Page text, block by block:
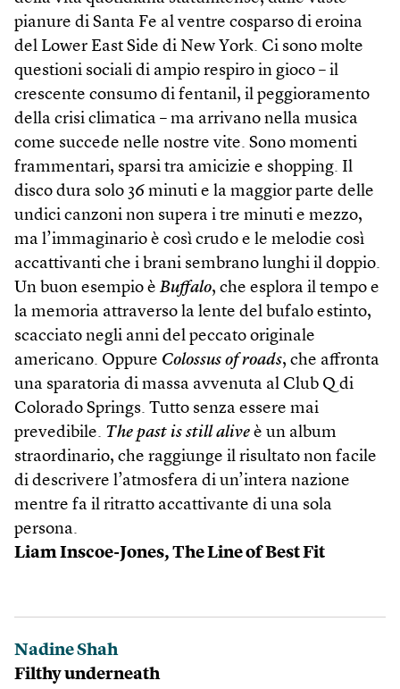
pianure di Santa Fe al ventre cosparso di eroina
del Lower East Side di New York. Ci sono molte
questioni sociali di ampio respiro in gioco – il
crescente consumo di fentanil, il peggioramento
della crisi climatica – ma arrivano nella musica
come succede nelle nostre vite. Sono momenti
frammentari, sparsi tra amicizie e shopping. Il
disco dura solo 36 minuti e la maggior parte delle
undici canzoni non supera i tre minuti e mezzo,
ma l’immaginario è così crudo e le melodie così
accattivanti che i brani sembrano lunghi il doppio.
Un buon esempio è Buffalo, che esplora il tempo e
la memoria attraverso la lente del bufalo estinto,
scacciato negli anni del peccato originale
americano. Oppure Colossus of roads, che affronta
una sparatoria di massa avvenuta al Club Q di
Colorado Springs. Tutto senza essere mai
prevedibile. The past is still alive è un album
straordinario, che raggiunge il risultato non facile
di descrivere l’atmosfera di un’intera nazione
mentre fa il ritratto accattivante di una sola
persona.
Liam Inscoe-Jones, The Line of Best Fit
Nadine Shah
Filthy underneath